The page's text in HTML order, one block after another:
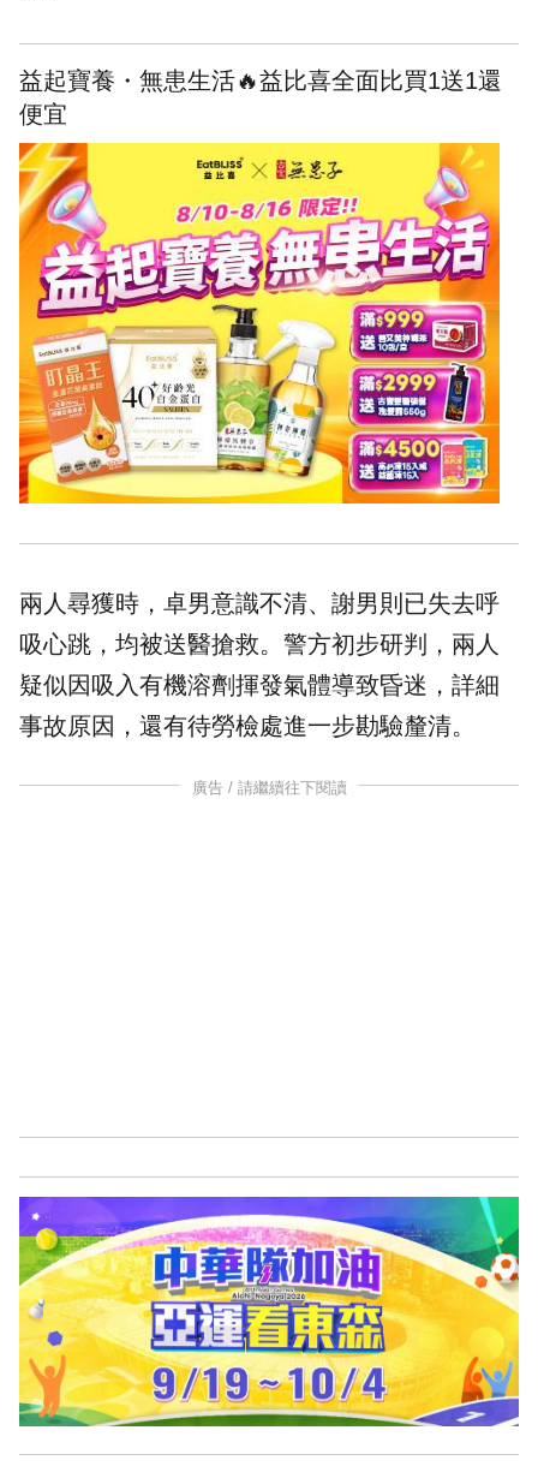
益起寶養・無患生活🔥益比喜全面比買1送1還
便宜
兩人尋獲時，卓男意識不清、謝男則已失去呼
吸心跳，均被送醫搶救。警方初步研判，兩人
疑似因吸入有機溶劑揮發氣體導致昏迷，詳細
事故原因，還有待勞檢處進一步勘驗釐清。
廣告 / 請繼續往下閱讀